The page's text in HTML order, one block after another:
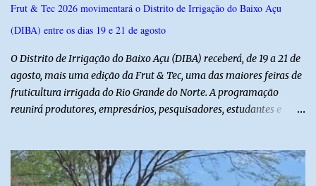
Frut & Tec 2026 movimentará o Distrito de Irrigação do Baixo Açu
(DIBA) entre os dias 19 e 21 de agosto
O Distrito de Irrigação do Baixo Açu (DIBA) receberá, de 19 a 21 de
agosto, mais uma edição da Frut & Tec, uma das maiores feiras de
fruticultura irrigada do Rio Grande do Norte. A programação
reunirá produtores, empresários, pesquisadores, estudantes e
instituições e tecnologias voltadas ao setor. Além das atividades
técnicas, a feira contará com programação cultural. No dia 20 de